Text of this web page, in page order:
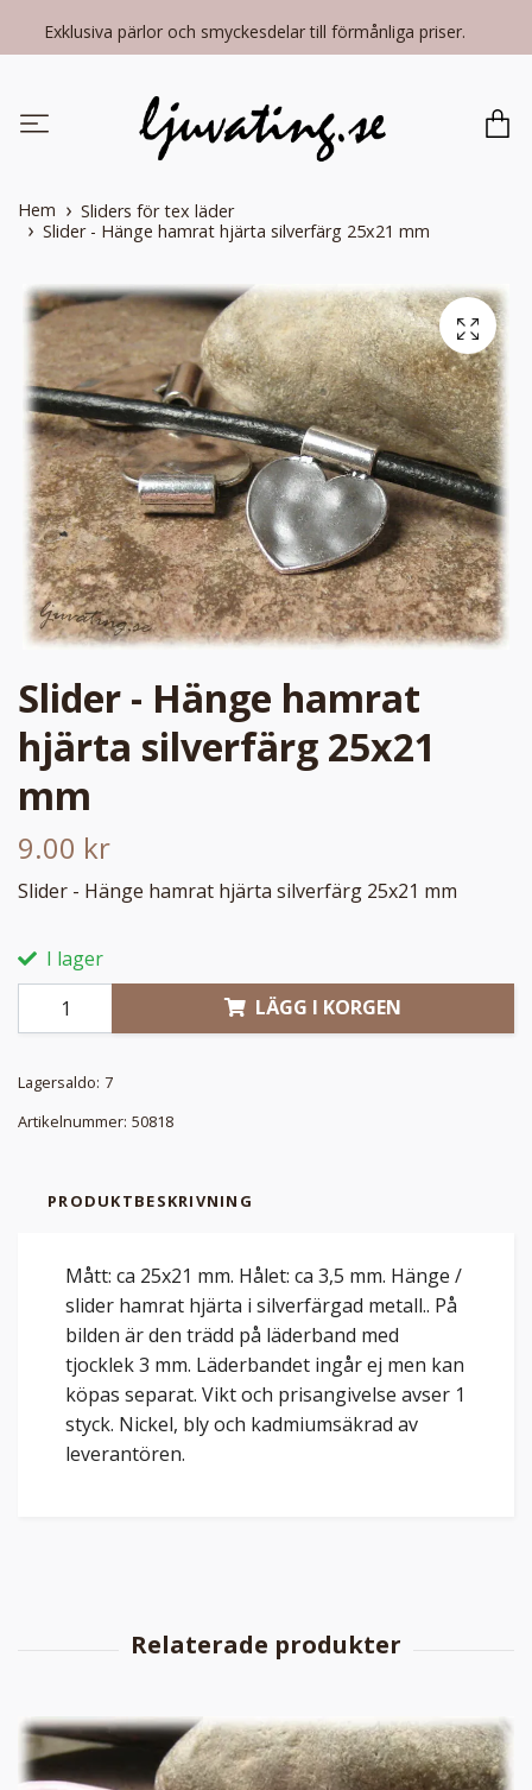
Exklusiva pärlor och smyckesdelar till förmånliga priser.
Hem
Sliders för tex läder
Slider - Hänge hamrat hjärta silverfärg 25x21 mm
Slider - Hänge hamrat
hjärta silverfärg 25x21
mm
9.00 kr
Slider - Hänge hamrat hjärta silverfärg 25x21 mm
I lager
LÄGG I KORGEN
Lagersaldo: 7
Artikelnummer: 50818
PRODUKTBESKRIVNING
Mått: ca 25x21 mm. Hålet: ca 3,5 mm. Hänge /
slider hamrat hjärta i silverfärgad metall.. På
bilden är den trädd på läderband med
tjocklek 3 mm. Läderbandet ingår ej men kan
köpas separat. Vikt och prisangivelse avser 1
styck. Nickel, bly och kadmiumsäkrad av
leverantören.